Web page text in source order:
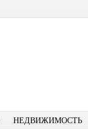
НЕДВИЖИМОСТЬ